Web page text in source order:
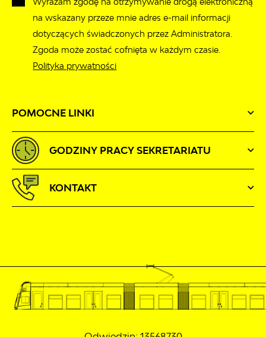
POMOCNE LINKI
na wskazany przeze mnie adres e-mail informacji
dotyczących świadczonych przez Administratora.
Zgoda może zostać cofnięta w każdym czasie.
Polityka prywatności
GODZINY PRACY SEKRETARIATU
KONTAKT